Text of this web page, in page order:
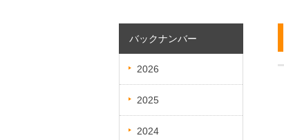
バックナンバー
2026
2025
2024